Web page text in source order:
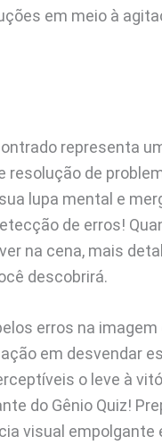
em meio à
representa
resolução de
lupa mental e
de erros!
na cena, mais
descobrirá.
erros na imagem
em desvendar
o leve à
do Gênio Quiz!
visual empolgante